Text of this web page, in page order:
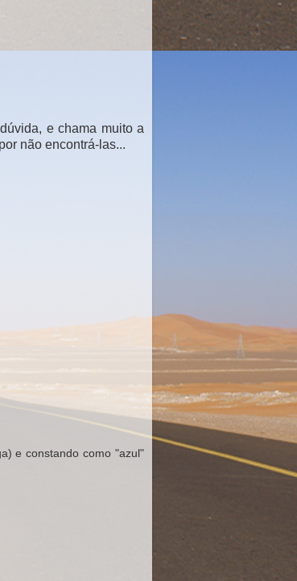
e chama muito a
não encontrá-las...
e constando como "azul"